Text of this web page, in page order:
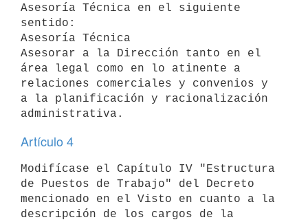
Asesoría Técnica en el siguiente
sentido:
Asesoría Técnica
Asesorar a la Dirección tanto en el
área legal como en lo atinente a
relaciones comerciales y convenios y
a la planificación y racionalización
Artículo 4
Modifícase el Capítulo IV "Estructura
de Puestos de Trabajo" del Decreto
mencionado en el Visto en cuanto a la
descripción de los cargos de la